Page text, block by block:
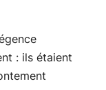
: ils étaient